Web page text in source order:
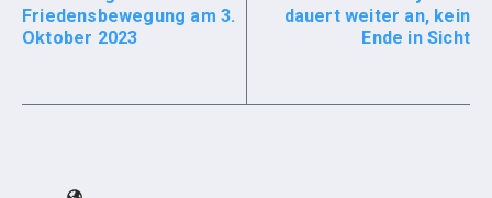
Friedensbewegung am 3.
Oktober 2023
dauert weiter an, kein
Ende in Sicht